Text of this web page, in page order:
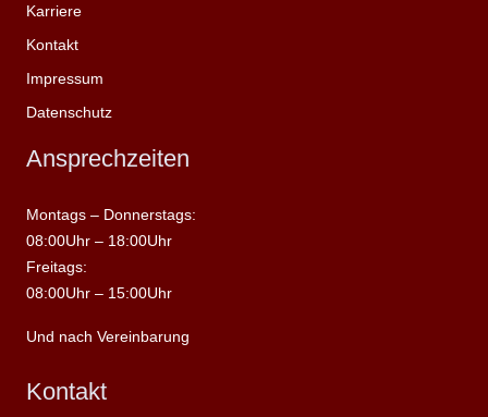
Karriere
Kontakt
Impressum
Datenschutz
Ansprechzeiten
Montags – Donnerstags:
08:00Uhr – 18:00Uhr
Freitags:
08:00Uhr – 15:00Uhr
Und nach Vereinbarung
Kontakt